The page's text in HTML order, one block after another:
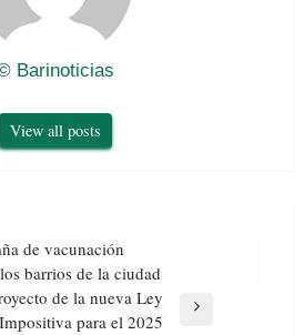
Barinoticias
View all posts
de vacunación
barrios de la ciudad
de la nueva Ley
Impositiva para el 2025